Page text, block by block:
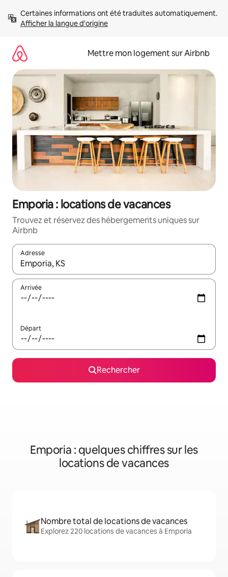
directement
Afficher la langue d'origine
Mettre mon logement sur Airbnb
Emporia : locations de vacances
Trouvez et réservez des hébergements uniques sur
Airbnb
Adresse
Lorsque les résultats s'affichent, utilisez les flèches vers le
Arrivée
Départ
Rechercher
Emporia : quelques chiffres sur les
locations de vacances
Nombre total de locations de vacances
Explorez 220 locations de vacances à Emporia